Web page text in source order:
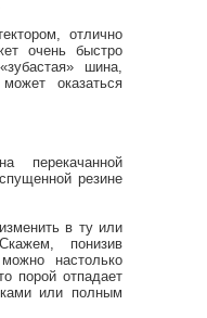
отлично
очень быстро
шина,
оказаться
перекачанной
резине
в ту или
понизив
настолько
порой отпадает
или полным